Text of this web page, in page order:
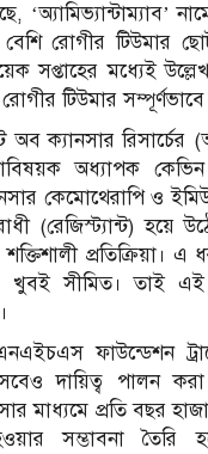
‘অ্যামিভ্যান্টাম্যাব’
রোগীর টিউমার
সপ্তাহের মধ্যেই
টিউমার
অব ক্যানসার
অধ্যাপক কেভিন
কেমোথেরাপি ও
(রেজিস্ট্যান্ট) হয়ে
প্রতিক্রিয়া।
খুবই সীমিত। তাই এই
ফাউন্ডেশন
দায়িত্ব পালন করা
মাধ্যমে প্রতি বছর
সম্ভাবনা তৈরি